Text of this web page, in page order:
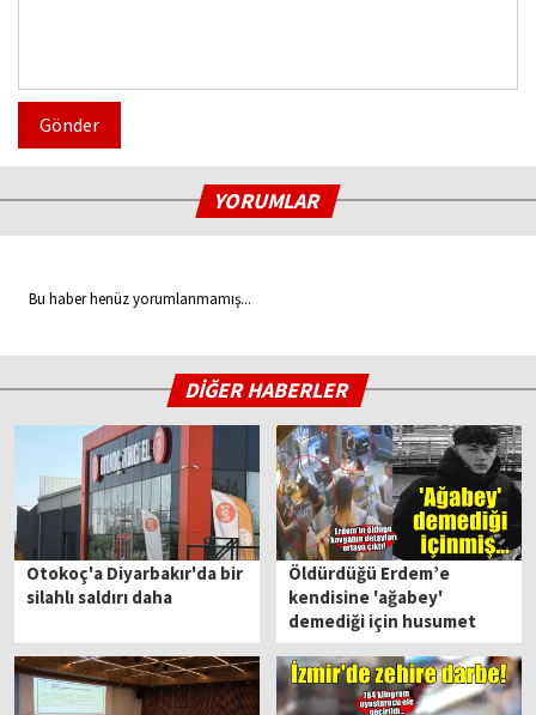
Gönder
YORUMLAR
Bu haber henüz yorumlanmamış...
DİĞER HABERLER
Otokoç'a Diyarbakır'da bir
silahlı saldırı daha
Öldürdüğü Erdem’e
kendisine 'ağabey'
demediği için husumet
beslemiş